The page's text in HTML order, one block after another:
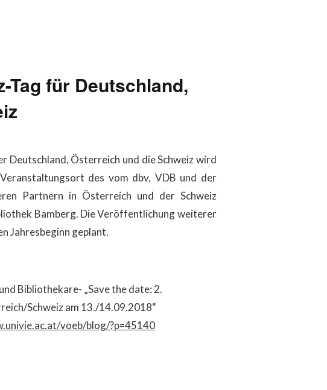
Tag für Deutschland,
Deutschland, Österreich und die Schweiz wird
des vom dbv, VDB und der
Partnern in Österreich und der Schweiz
Bamberg. Die Veröffentlichung weiterer
Jahresbeginn geplant.
Bibliothekare- „Save the date: 2.
Schweiz am 13./14.09.2018“
voeb/blog/?p=45140